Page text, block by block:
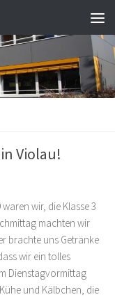
Violau!
wir, die Klasse 3
machten wir
brachte uns Getränke
wir ein tolles
Dienstagvormittag
und Kälbchen, die